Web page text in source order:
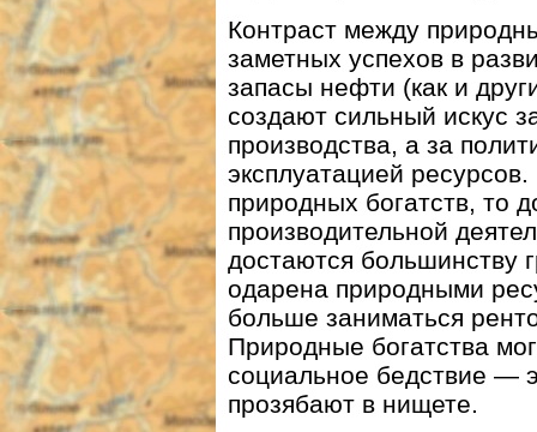
Контраст между
заметных успехов в
запасы нефти (как и
создают сильный искус
производства, а за
эксплуатацией
природных богатств, то
производительной
достаются большинству
одарена природными
больше заниматься
Природные богатства
социальное бедствие —
прозябают в нищете.